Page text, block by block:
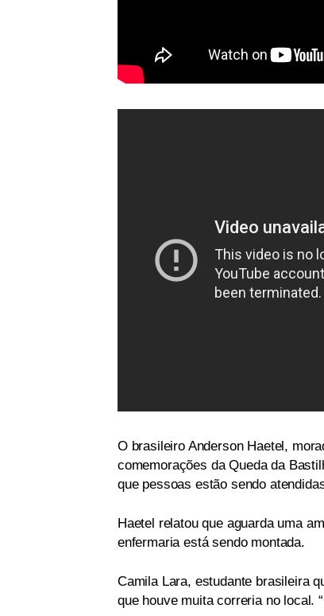
O brasileiro Anderson Haetel,
comemorações da Queda da
que pessoas estão sendo
Haetel relatou que aguarda uma
enfermaria está sendo montada.
Camila Lara, estudante brasileira
que houve muita correria no local.